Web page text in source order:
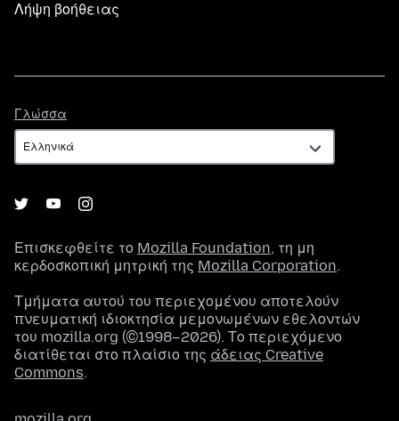
Λήψη βοήθειας
Γλώσσα
Επισκεφθείτε το Mozilla Foundation, τη μη
κερδοσκοπική μητρική της Mozilla Corporation.
Τμήματα αυτού του περιεχομένου αποτελούν
πνευματική ιδιοκτησία μεμονωμένων εθελοντών
του mozilla.org (©1998–2026). Το περιεχόμενο
διατίθεται στο πλαίσιο της άδειας Creative
Commons.